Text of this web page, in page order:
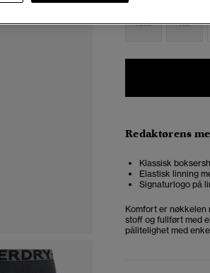
XXS XS
Redaktørens
Klassisk
Elastisk linning
Signaturlogo på
Komfort er nøkkelen
stoff og fullført med
pålitelighet med